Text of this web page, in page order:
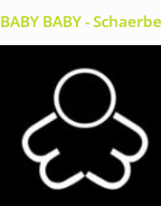
BABY BABY -